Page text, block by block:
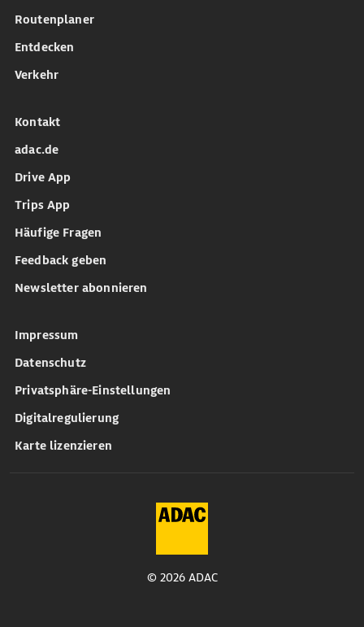
Routenplaner
Entdecken
Verkehr
Kontakt
adac.de
Drive App
Trips App
Häufige Fragen
Feedback geben
Newsletter abonnieren
Impressum
Datenschutz
Privatsphäre-Einstellungen
Digitalregulierung
Karte lizenzieren
© 2026 ADAC